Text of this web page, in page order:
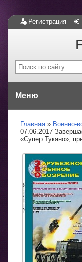
Регистрация
Меню
Главная
Военно-
07.06.2017
«Супер Тукано»,